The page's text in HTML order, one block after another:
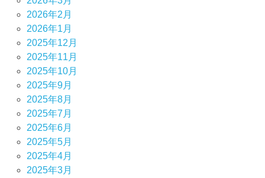
2026年2月
2026年1月
2025年12月
2025年11月
2025年10月
2025年9月
2025年8月
2025年7月
2025年6月
2025年5月
2025年4月
2025年3月